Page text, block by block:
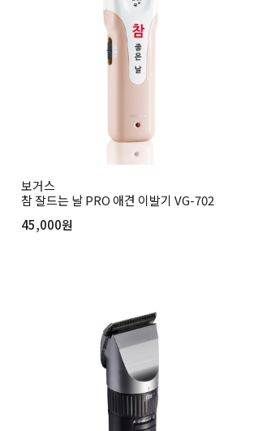
보거스
참 잘드는 날 PRO 애견 이발기 VG-702
45,000원